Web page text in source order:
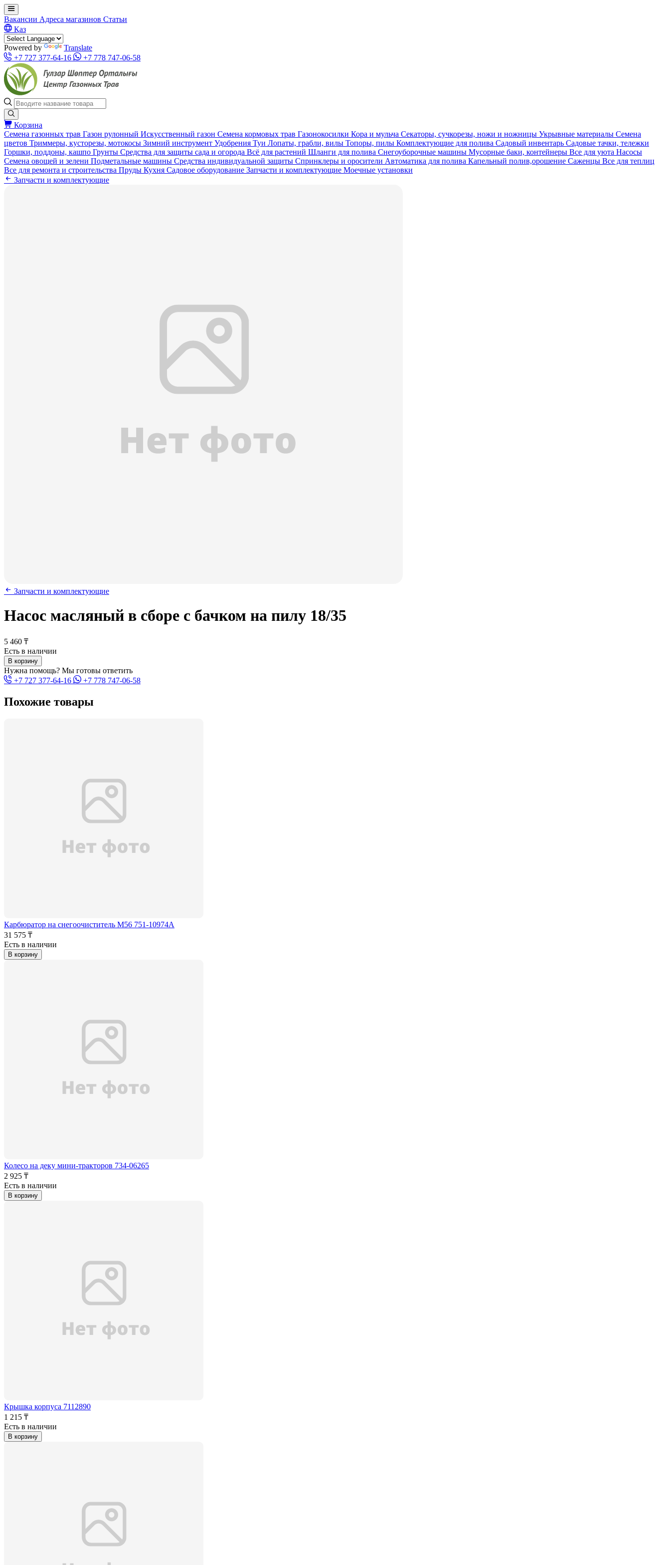
Вакансии Адреса магазинов Статьи
Қаз
Powered by
Translate
+7 727 377-64-16
+7 778 747-06-58
Корзина
Семена газонных трав Газон рулонный Искусственный газон Семена кормовых трав Газонокосилки Кора и мульча Секаторы, сучкорезы, ножи и ножницы Укрывные материалы Семена
цветов Триммеры, кусторезы, мотокосы Зимний инструмент Удобрения Туи Лопаты, грабли, вилы Топоры, пилы Комплектующие для полива Садовый инвентарь Садовые тачки, тележки
Горшки, поддоны, кашпо Грунты Средства для защиты сада и огорода Всё для растений Шланги для полива Снегоуборочные машины Мусорные баки, контейнеры Все для уюта Насосы
Семена овощей и зелени Подметальные машины Средства индивидуальной защиты Спринклеры и оросители Автоматика для полива Капельный полив,орошение Саженцы Все для теплиц
Все для ремонта и строительства Пруды Кухня Садовое оборудование Запчасти и комплектующие Моечные установки
Запчасти и комплектующие
Запчасти и комплектующие
Насос масляный в сборе с бачком на пилу 18/35
5 460 ₸
Есть в наличии
В корзину
Нужна помощь? Мы готовы ответить
+7 727 377-64-16
+7 778 747-06-58
Похожие товары
Карбюратор на снегоочиститель M56 751-10974А
31 575 ₸
Есть в наличии
В корзину
Колесо на деку мини-тракторов 734-06265
2 925 ₸
Есть в наличии
В корзину
Крышка корпуса 7112890
1 215 ₸
Есть в наличии
В корзину